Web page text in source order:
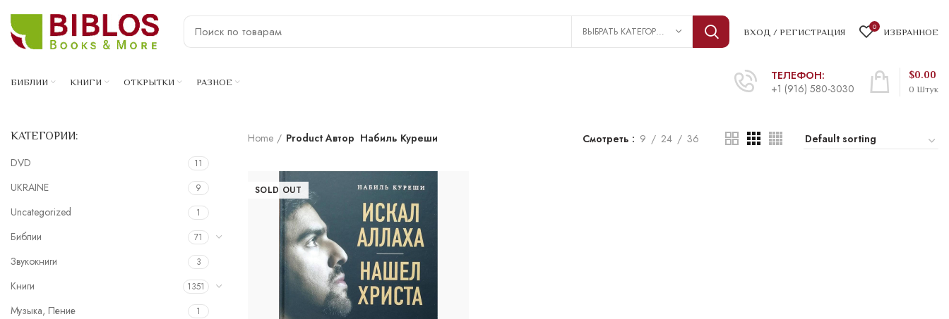
ВЫБРАТЬ КАТЕГОРИЮ ВХОД / РЕГИСТРАЦИЯ 0 ИЗБРАННОЕ
БИБЛИИ КНИГИ ОТКРЫТКИ РАЗНОЕ
ТЕЛЕФОН:
+1 (916) 580-3030
0 Штук
$0.00
КАТЕГОРИИ:
DVD 11
UKRAINE 9
Uncategorized 1
Библии 71
Звукокниги 3
Книги 1351
Музыка, Пение 1
Home Product Автор Набиль Куреши Смотреть 9 24 36
SOLD OUT